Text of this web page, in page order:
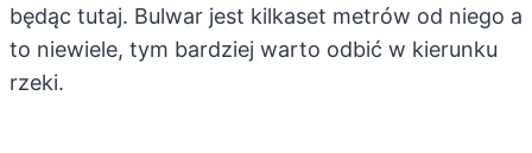
będąc tutaj. Bulwar jest kilkaset metrów od niego a
to niewiele, tym bardziej warto odbić w kierunku
rzeki.